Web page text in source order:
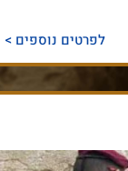
לפרטים נוספים >